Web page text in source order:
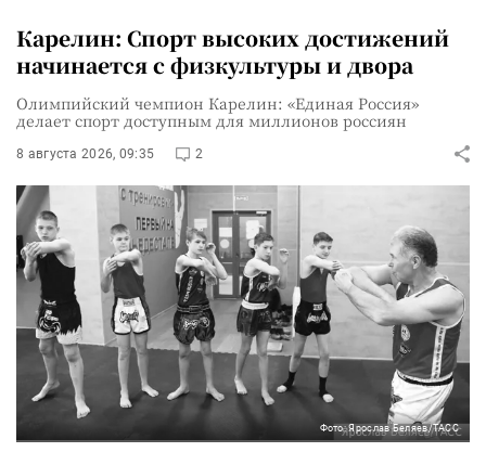
Карелин: Спорт высоких достижений
начинается с физкультуры и двора
Олимпийский чемпион Карелин: «Единая Россия»
делает спорт доступным для миллионов россиян
8 августа 2026, 09:35 2
Фото: Ярослав Беляев/ТАСС